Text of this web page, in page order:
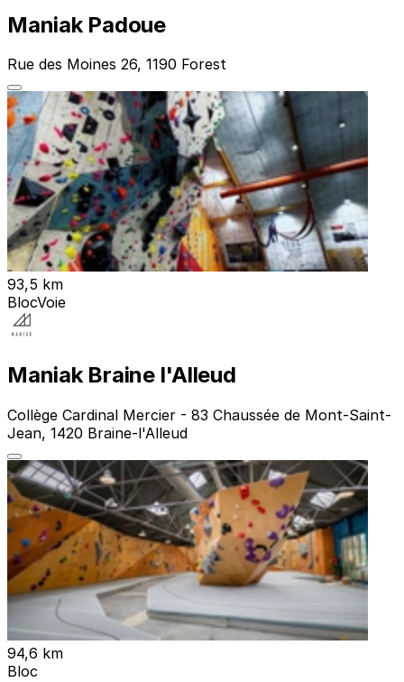
Maniak Padoue
Rue des Moines 26, 1190 Forest
93,5 km
BlocVoie
Maniak Braine l'Alleud
Collège Cardinal Mercier - 83 Chaussée de Mont-Saint-
Jean, 1420 Braine-l'Alleud
94,6 km
Bloc